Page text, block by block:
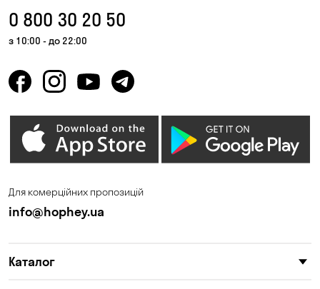
0 800 30 20 50
з 10:00 - до 22:00
Для комерційних пропозицій
info@hophey.ua
Каталог